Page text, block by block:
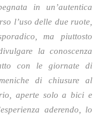
in un’autentica
l’uso delle due ruote,
ma piuttosto
la conoscenza
con le giornate di
di chiusure al
aperte solo a bici e
aderendo, lo